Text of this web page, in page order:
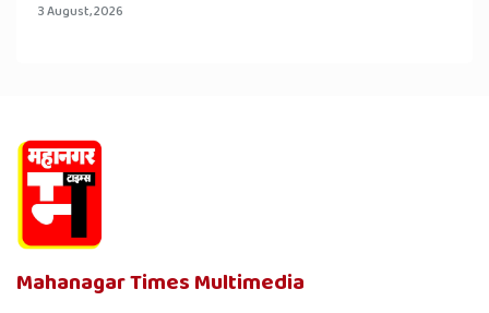
3 August, 2026
Mahanagar Times Multimedia